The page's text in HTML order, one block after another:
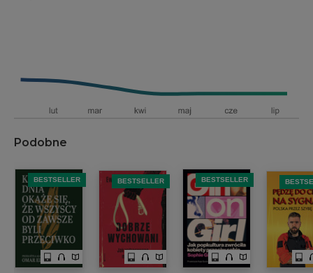
Podobne
BESTSELLER BESTSELLER BESTSELLER